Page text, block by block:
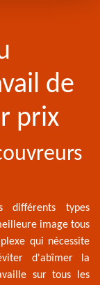
de
prix
différents types
image tous
qui nécessite
d'abîmer la
sur tous les